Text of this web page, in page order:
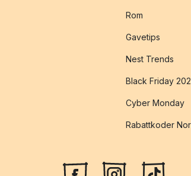
Rom
Gavetips
Nest Trends
Black Friday
Cyber Monday
Rabattkoder